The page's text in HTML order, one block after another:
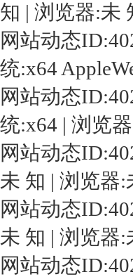
知 | 浏览器:未
网站动态
统:x64
网站动态
统:x64 | 浏览
网站动态
未 知 | 浏览器:
网站动态
未 知 | 浏览器:
网站动态